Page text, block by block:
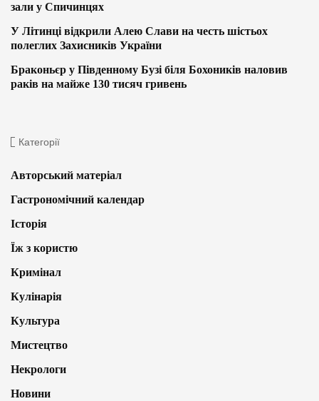
зали у Спичинцях
У Літинці відкрили Алею Слави на честь шістьох
полеглих Захисників України
Браконьєр у Південному Бузі біля Бохоників наловив
раків на майже 130 тисяч гривень
Категорії
Авторський матеріал
Гастрономічний календар
Історія
Їж з користю
Кримінал
Кулінарія
Культура
Мистецтво
Некрологи
Новини